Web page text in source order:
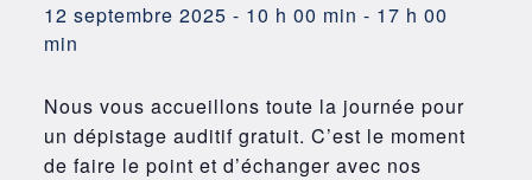
12 septembre 2025 - 10 h 00 min - 17 h 00
min
Nous vous accueillons toute la journée pour
un dépistage auditif gratuit. C’est le moment
de faire le point et d’échanger avec nos